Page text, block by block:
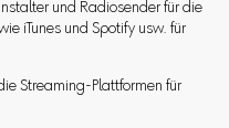
und Radiosender für die
iTunes und Spotify usw. für
Streaming-Plattformen für